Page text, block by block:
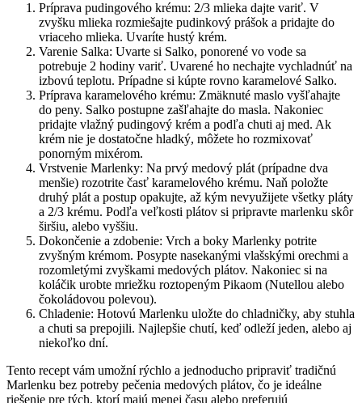
Príprava pudingového krému: 2/3 mlieka dajte variť. V
zvyšku mlieka rozmiešajte pudinkový prášok a pridajte do
vriaceho mlieka. Uvaríte hustý krém.
Varenie Salka: Uvarte si Salko, ponorené vo vode sa
potrebuje 2 hodiny variť. Uvarené ho nechajte vychladnúť na
izbovú teplotu. Prípadne si kúpte rovno karamelové Salko.
Príprava karamelového krému: Zmäknuté maslo vyšľahajte
do peny. Salko postupne zašľahajte do masla. Nakoniec
pridajte vlažný pudingový krém a podľa chuti aj med. Ak
krém nie je dostatočne hladký, môžete ho rozmixovať
ponorným mixérom.
Vrstvenie Marlenky: Na prvý medový plát (prípadne dva
menšie) rozotrite časť karamelového krému. Naň položte
druhý plát a postup opakujte, až kým nevyužijete všetky pláty
a 2/3 krému. Podľa veľkosti plátov si pripravte marlenku skôr
širšiu, alebo vyššiu.
Dokončenie a zdobenie: Vrch a boky Marlenky potrite
zvyšným krémom. Posypte nasekanými vlašskými orechmi a
rozomletými zvyškami medových plátov. Nakoniec si na
koláčik urobte mriežku roztopeným Pikaom (Nutellou alebo
čokoládovou polevou).
Chladenie: Hotovú Marlenku uložte do chladničky, aby stuhla
a chuti sa prepojili. Najlepšie chutí, keď odleží jeden, alebo aj
niekoľko dní.
Tento recept vám umožní rýchlo a jednoducho pripraviť tradičnú
Marlenku bez potreby pečenia medových plátov, čo je ideálne
riešenie pre tých, ktorí majú menej času alebo preferujú